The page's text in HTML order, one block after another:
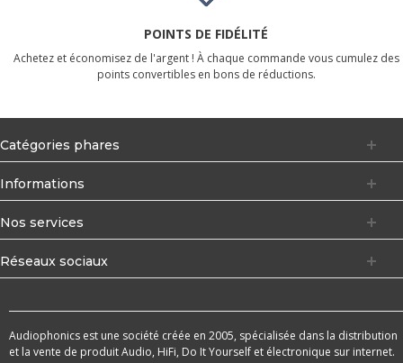
POINTS DE FIDÉLITÉ
Achetez et économisez de l'argent ! À chaque commande vous cumulez des
points convertibles en bons de réductions.
Catégories phares
Informations
Nos services
Réseaux sociaux
Audiophonics est une société créée en 2005, spécialisée dans la distribution
et la vente de produit Audio, HiFi, Do It Yourself et électronique sur internet.